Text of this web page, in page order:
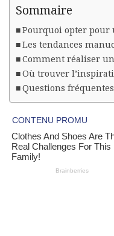
Sommaire
Pourquoi opter pour
Les tendances
Comment réaliser
Où trouver
Questions fréquentes